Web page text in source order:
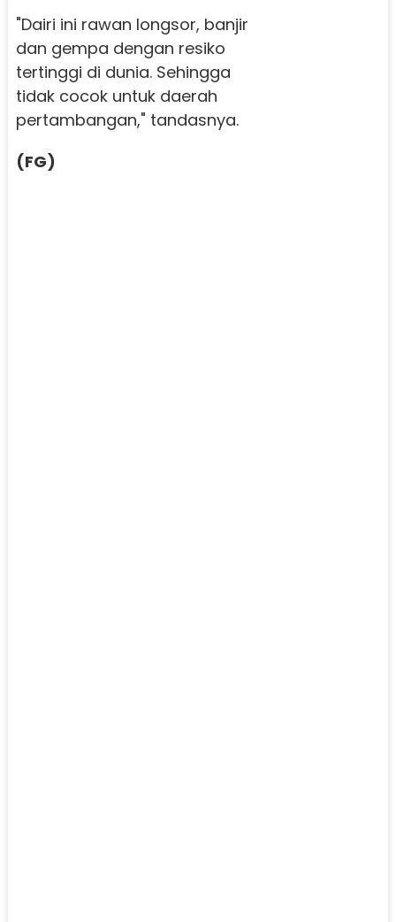
"Dairi ini rawan longsor, banjir
dan gempa dengan resiko
tertinggi di dunia. Sehingga
tidak cocok untuk daerah
pertambangan," tandasnya.
(FG)